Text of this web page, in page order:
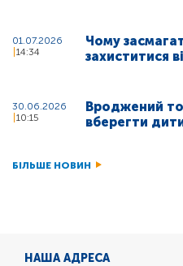
01.07.2026
14:34
Чому
захиститися
30.06.2026
10:15
Вроджений
вберегти
БІЛЬШЕ НОВИН
НАША АДРЕСА